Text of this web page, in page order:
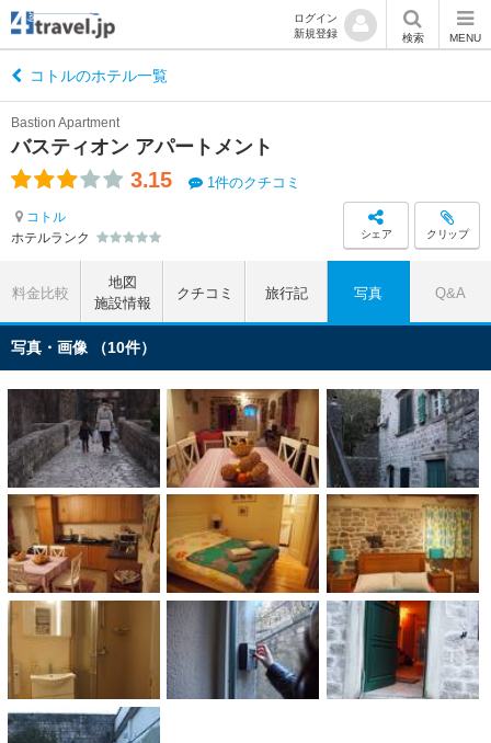
ログイン
新規登録
検索 MENU
コトルのホテル一覧
バスティオン アパートメント
Bastion Apartment
3.15 1件のクチコミ
コトル
ホテルランク
シェア クリップ
料金比較
地図
施設情報
クチコミ 旅行記 写真 Q&A
写真・画像 （10件）